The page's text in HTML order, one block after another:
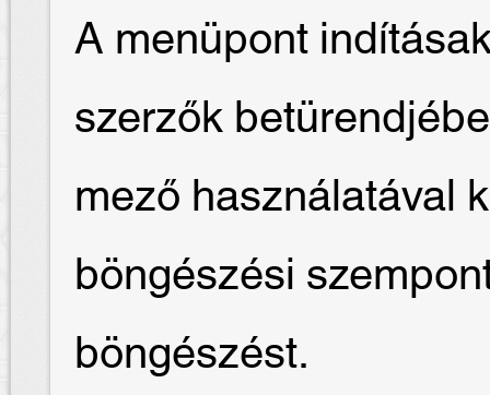
A menüpont
szerzők
mező használatával
böngészési
böngészést.